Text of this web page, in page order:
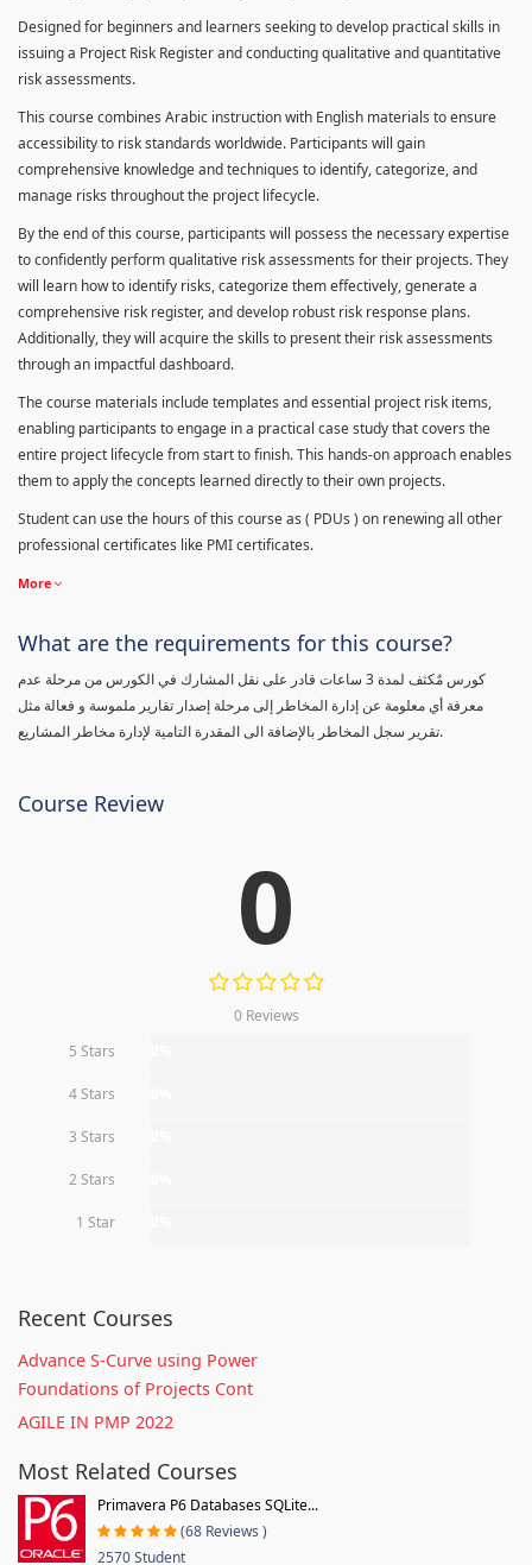
Designed for beginners and learners seeking to develop practical skills in
issuing a Project Risk Register and conducting qualitative and quantitative
risk assessments.
This course combines Arabic instruction with English materials to ensure
accessibility to risk standards worldwide. Participants will gain
comprehensive knowledge and techniques to identify, categorize, and
manage risks throughout the project lifecycle.
By the end of this course, participants will possess the necessary expertise
to confidently perform qualitative risk assessments for their projects. They
will learn how to identify risks, categorize them effectively, generate a
comprehensive risk register, and develop robust risk response plans.
Additionally, they will acquire the skills to present their risk assessments
through an impactful dashboard.
The course materials include templates and essential project risk items,
enabling participants to engage in a practical case study that covers the
entire project lifecycle from start to finish. This hands-on approach enables
them to apply the concepts learned directly to their own projects.
Student can use the hours of this course as ( PDUs ) on renewing all other
professional certificates like PMI certificates.
More
What are the requirements for this course?
كورس مٌكثف لمدة 3 ساعات قادر على نقل المشارك في الكورس من مرحلة عدم
معرفة أي معلومة عن إدارة المخاطر إلى مرحلة إصدار تقارير ملموسة و فعالة مثل
تقرير سجل المخاطر بالإضافة الى المقدرة التامية لإدارة مخاطر المشاريع.
Course Review
0
0 Reviews
5 Stars
4 Stars
3 Stars
2 Stars
1 Star
Recent Courses
Advance S-Curve using Power
Foundations of Projects Cont
AGILE IN PMP 2022
Most Related Courses
Primavera P6 Databases SQLite...
(68 Reviews )
2570 Student